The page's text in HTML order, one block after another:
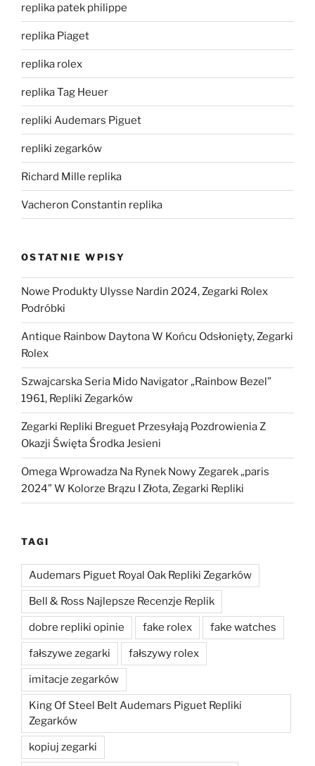
replika patek philippe
replika Piaget
replika rolex
replika Tag Heuer
repliki Audemars Piguet
repliki zegarków
Richard Mille replika
Vacheron Constantin replika
OSTATNIE WPISY
Nowe Produkty Ulysse Nardin 2024, Zegarki Rolex
Podróbki
Antique Rainbow Daytona W Końcu Odsłonięty, Zegarki
Rolex
Szwajcarska Seria Mido Navigator „Rainbow Bezel”
1961, Repliki Zegarków
Zegarki Repliki Breguet Przesyłają Pozdrowienia Z
Okazji Święta Środka Jesieni
Omega Wprowadza Na Rynek Nowy Zegarek „paris
2024” W Kolorze Brązu I Złota, Zegarki Repliki
TAGI
Audemars Piguet Royal Oak Repliki Zegarków
Bell & Ross Najlepsze Recenzje Replik
dobre repliki opinie fake rolex fake watches
fałszywe zegarki fałszywy rolex
imitacje zegarków
King Of Steel Belt Audemars Piguet Repliki
Zegarków
kopiuj zegarki